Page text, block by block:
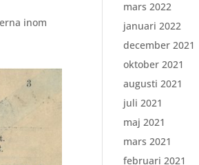
inom
mars 2022
januari 2022
december 2021
oktober 2021
augusti 2021
juli 2021
maj 2021
mars 2021
februari 2021